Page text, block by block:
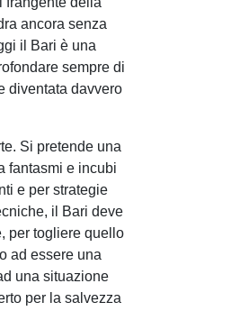
ancora senza
il Bari è una
sempre di
diventata davvero
Si pretende una
fantasmi e incubi
e per strategie
il Bari deve
per togliere quello
ad essere una
una situazione
per la salvezza